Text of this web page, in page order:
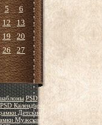
5
6
12
13
19
20
26
27
PSD
PSD Календари
Детские
Мужские